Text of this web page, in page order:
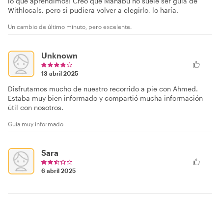
Withlocals, pero si pudiera volver a elegirlo, lo haría.
Un cambio de último minuto, pero excelente.
Unknown
13 abril 2025
Disfrutamos mucho de nuestro recorrido a pie con Ahmed.
Estaba muy bien informado y compartió mucha información
útil con nosotros.
Guía muy informado
Sara
6 abril 2025